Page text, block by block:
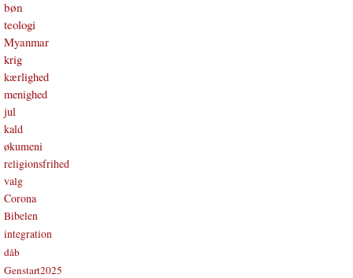
bøn
teologi
Myanmar
krig
kærlighed
menighed
jul
kald
økumeni
religionsfrihed
valg
Corona
Bibelen
integration
dåb
Genstart2025